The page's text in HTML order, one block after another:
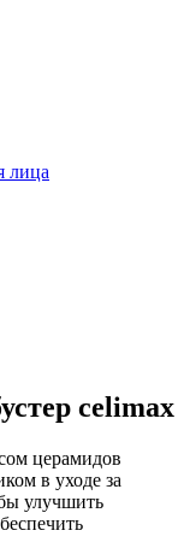
лица
celimax
церамидов
в уходе за
улучшить